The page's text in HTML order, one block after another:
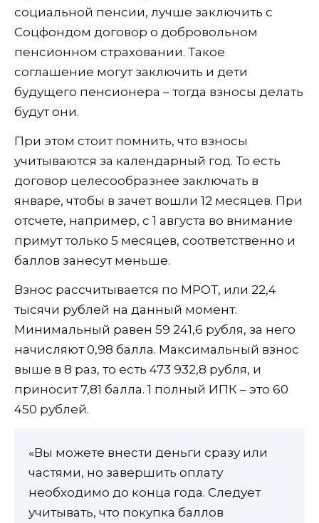
социальной пенсии, лучше заключить с
Соцфондом договор о добровольном
пенсионном страховании. Такое
соглашение могут заключить и дети
будущего пенсионера – тогда взносы делать
будут они.
При этом стоит помнить, что взносы
учитываются за календарный год. То есть
договор целесообразнее заключать в
январе, чтобы в зачет вошли 12 месяцев. При
отсчете, например, с 1 августа во внимание
примут только 5 месяцев, соответственно и
баллов занесут меньше.
Взнос рассчитывается по МРОТ, или 22,4
тысячи рублей на данный момент.
Минимальный равен 59 241,6 рубля, за него
начисляют 0,98 балла. Максимальный взнос
выше в 8 раз, то есть 473 932,8 рубля, и
приносит 7,81 балла. 1 полный ИПК – это 60
450 рублей.
«Вы можете внести деньги сразу или
частями, но завершить оплату
необходимо до конца года. Следует
учитывать, что покупка баллов